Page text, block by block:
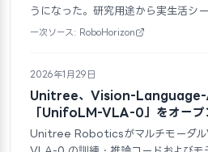
うになった。研究用途から実生活シ
一次ソース: RoboHorizon
2026年1月29日
Unitree、Vision-Language-
「UnifoLM-VLA-0」をオープ
Unitree Roboticsがマルチモーダ